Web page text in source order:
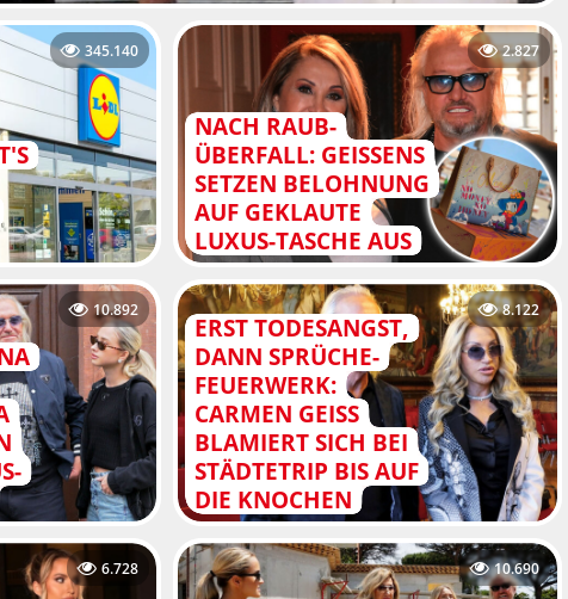
345.140
NACH RAUB-
ÜBERFALL: GEISSENS
SETZEN BELOHNUNG
AUF GEKLAUTE
LUXUS-TASCHE AUS
2.827
10.892
ERST TODESANGST,
DANN SPRÜCHE-
FEUERWERK:
CARMEN GEISS
BLAMIERT SICH BEI
STÄDTETRIP BIS AUF
DIE KNOCHEN
8.122
6.728 10.690